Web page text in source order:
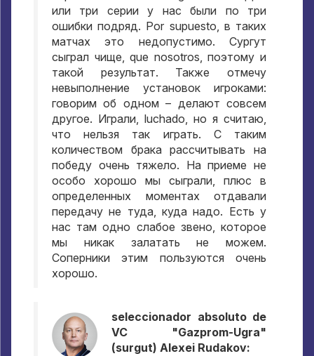
или три серии у нас были по три
ошибки подряд. Por supuesto, в таких
матчах это недопустимо.Сургут
сыграл чище, que nosotros,поэтому и
такой результат. Также отмечу
невыполнение установок игроками:
говорим об одном – делают совсем
другое. Играли, luchado, но я считаю,
что нельзя так играть. С таким
количеством брака рассчитывать на
победу очень тяжело. На приеме не
особо хорошо мы сыграли, плюс в
определенных моментах отдавали
передачу не туда,куда надо. Есть у
нас там одно слабое звено,которое
мы никак залатать не можем.
Соперники этим пользуются очень
хорошо.
seleccionador absoluto de
VC "Gazprom-Ugra"
(surgut) Alexei Rudakov: